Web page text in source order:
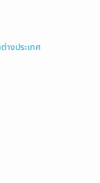
างประเทศ